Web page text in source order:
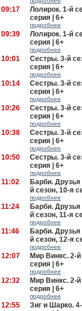
09:17
Лолирок. 1-й
серия | 6+
подробнее
09:39
Лолирок. 1-й
серия | 6+
подробнее
10:01
Сестры. 3-й
серия | 6+
подробнее
10:14
Сестры. 3-й
серия | 6+
подробнее
10:26
Сестры. 3-й
серия | 6+
подробнее
10:38
Сестры. 3-й
серия | 6+
подробнее
10:50
Сестры. 3-й
серия | 6+
подробнее
11:02
Барби. Друзья
й сезон, 10-я
подробнее
11:24
Барби. Друзья
й сезон, 11-я
подробнее
11:46
Барби. Друзья
й сезон, 12-я
подробнее
12:07
Мир Винкс. 2-й
серия | 6+
подробнее
12:32
Мир Винкс. 2-й
серия | 6+
подробнее
12:55
Зиг и Шарко.